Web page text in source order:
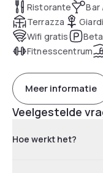
Ristorante Bar
Terrazza
Wifi gratis
Fitnesscentrum
Meer informatie
Veelgestelde
Hoe werkt het?